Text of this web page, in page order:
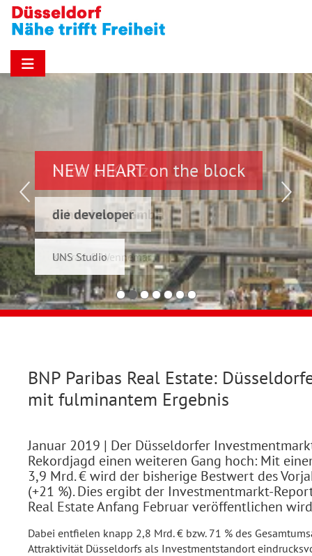
NEW HEART on the block
die developer
UNS Studio
Hinz & Kunz
Schwelmer7 GmbH
Konrad & Wennemar
BNP Paribas Real Estate:
mit fulminantem Ergebnis
Januar 2019 | Der Düsseldorfer
Rekordjagd einen weiteren Gang hoch: Mit
3,9 Mrd. € wird der bisherige Bestwert des
(+21 %). Dies ergibt der Investmentmarkt-
Real Estate Anfang Februar veröffentlichen
Dabei entfielen knapp 2,8 Mrd. € bzw. 71 % des
Attraktivität Düsseldorfs als Investmentstandort